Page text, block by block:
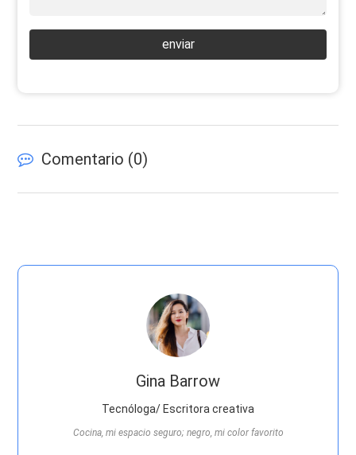
enviar
Comentario (0)
Gina Barrow
Tecnóloga/ Escritora creativa
Cocina, mi espacio seguro; negro, mi color favorito